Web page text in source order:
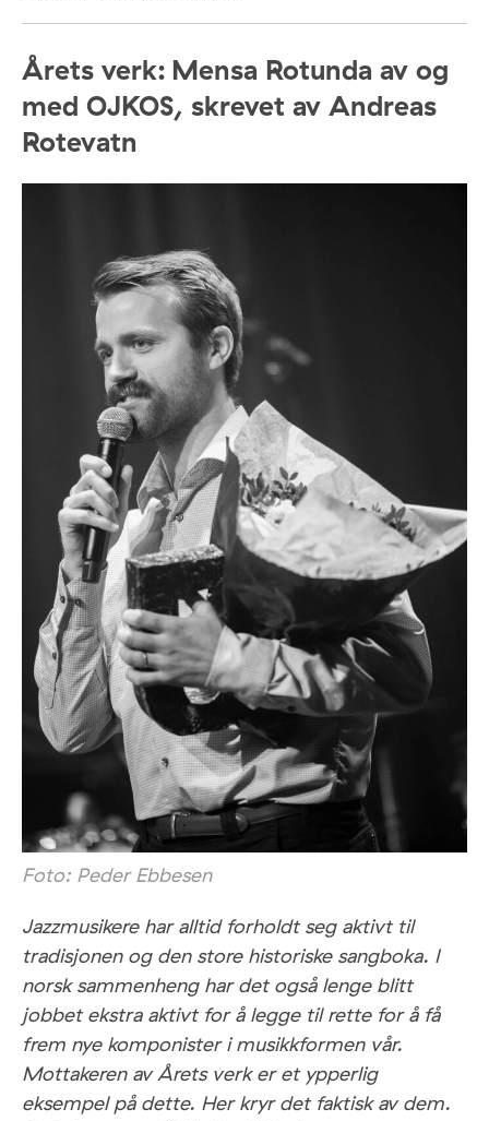
Årets verk: Mensa Rotunda av og
med OJKOS, skrevet av Andreas
Rotevatn
Foto: Peder Ebbesen
Jazzmusikere har alltid forholdt seg aktivt til
tradisjonen og den store historiske sangboka. I
norsk sammenheng har det også lenge blitt
jobbet ekstra aktivt for å legge til rette for å få
frem nye komponister i musikkformen vår.
Mottakeren av Årets verk er et ypperlig
eksempel på dette. Her kryr det faktisk av dem.